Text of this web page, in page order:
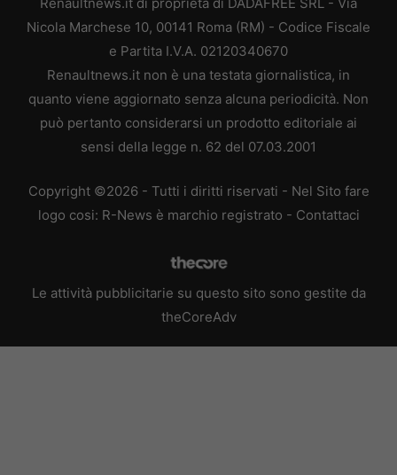
Renaultnews.it di proprietà di DADAFREE SRL - Via
Nicola Marchese 10, 00141 Roma (RM) - Codice Fiscale
e Partita I.V.A. 02120340670
Renaultnews.it non è una testata giornalistica, in
quanto viene aggiornato senza alcuna periodicità. Non
può pertanto considerarsi un prodotto editoriale ai
sensi della legge n. 62 del 07.03.2001
Copyright ©2026 - Tutti i diritti riservati - Nel Sito fare
logo cosi: R-News è marchio registrato - Contattaci
Le attività pubblicitarie su questo sito sono gestite da
theCoreAdv